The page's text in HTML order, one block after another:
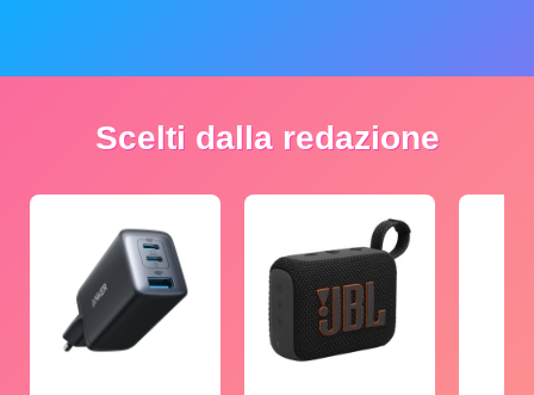
Scelti dalla redazione